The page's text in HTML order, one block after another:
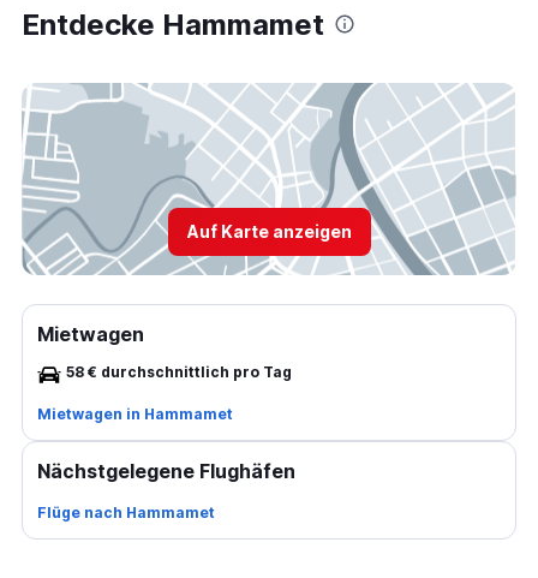
Entdecke Hammamet
Auf Karte anzeigen
Mietwagen
58 € durchschnittlich pro Tag
Mietwagen in Hammamet
Nächstgelegene Flughäfen
Flüge nach Hammamet